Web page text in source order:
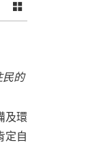
民的
及環
定自